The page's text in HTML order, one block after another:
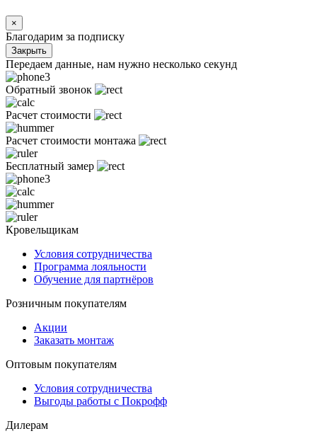
×
Благодарим за подписку
Закрыть
Передаем данные, нам нужно несколько секунд
Обратный звонок
Расчет стоимости
Расчет стоимости монтажа
Бесплатный замер
Кровельщикам
Условия сотрудничества
Программа лояльности
Обучение для партнёров
Розничным покупателям
Акции
Заказать монтаж
Оптовым покупателям
Условия сотрудничества
Выгоды работы с Покрофф
Дилерам